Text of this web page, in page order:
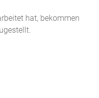
hat, bekommen